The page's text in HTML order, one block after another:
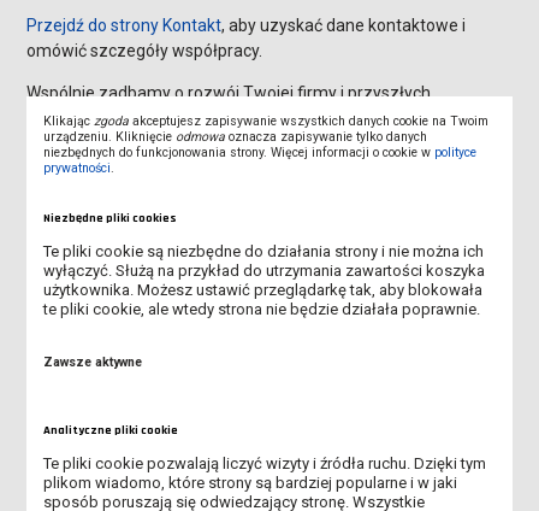
Przejdź do strony Kontakt, aby uzyskać dane kontaktowe i
omówić szczegóły współpracy.
Wspólnie zadbamy o rozwój Twojej firmy i przyszłych
pracowników.
Pliki do pobrania
Formularz zgłoszeniowy do
wypełnienia – oferty pracy,
praktyk, staży, wolontariatu.docx
Formularz zgłoszeniowy do druku
– oferty pracy, praktyk, staży,
Klikajączgoda akceptujesz zapisywanie wszystkich danych cookie na Twoim
urządzeniu. Kliknięcie odmowa oznacza zapisywanie tylko danych
niezbędnych do funkcjonowania strony. Więcej informacji o cookie w polityce
prywatności.
Niezbędne pliki cookies
Te pliki cookie są niezbędne do działania strony i nie można ich
wyłączyć. Służą na przykład do utrzymania zawartości koszyka
użytkownika. Możesz ustawić przeglądarkę tak, aby blokowała
te pliki cookie, ale wtedy strona nie będzie działała poprawnie.
Zawsze aktywne
Analityczne pliki cookie
Te pliki cookie pozwalają liczyć wizyty i źródła ruchu. Dzięki tym
plikom wiadomo, które strony są bardziej popularne i w jaki
sposób poruszają się odwiedzający stronę. Wszystkie